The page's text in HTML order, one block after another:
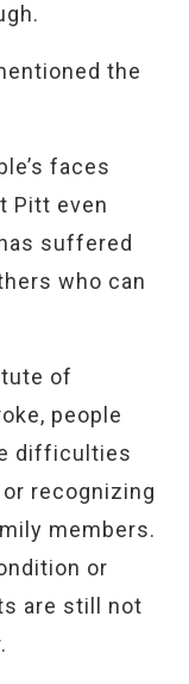
the
faces
Pitt even
suffered
who can
of
people
difficulties
recognizing
members.
or
are still not